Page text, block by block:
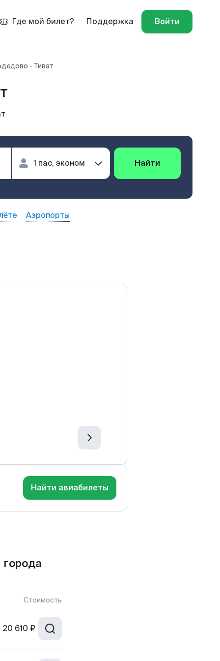
Где мой билет? Поддержка Войти
- Тиват
Найти
Аэропорты
Найти авиабилеты
Стоимость
20 610 ₽